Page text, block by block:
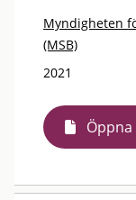
Myndigheten
(MSB)
2021